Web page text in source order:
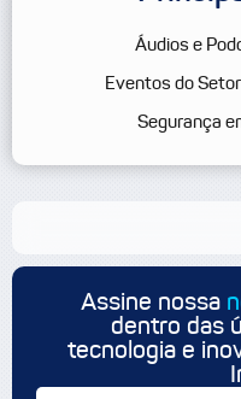
Áudios e
Eventos do Setor
Segurança
Assine nossa
dentro das
tecnologia e